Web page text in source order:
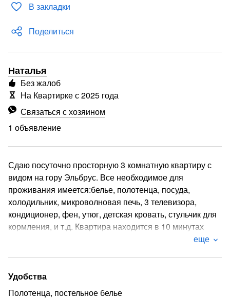
В закладки
Поделиться
Наталья
Связаться с хозяином
1 объявление
Без жалоб
На Квартирке с 2025 года
Сдаю посуточно просторную 3 комнатную квартиру с
видом на гору Эльбрус. Все необходимое для
проживания имеется:белье, полотенца, посуда,
холодильник, микроволновая печь, 3 телевизора,
кондиционер, фен, утюг, детская кровать, стульчик для
кормления, и т.д. Квартира находится в 10 минутах
ходьбы от санатория Виктория, Жемчужина Кавказа,
общественного транспорта.
еще
Удобства
Полотенца, постельное белье